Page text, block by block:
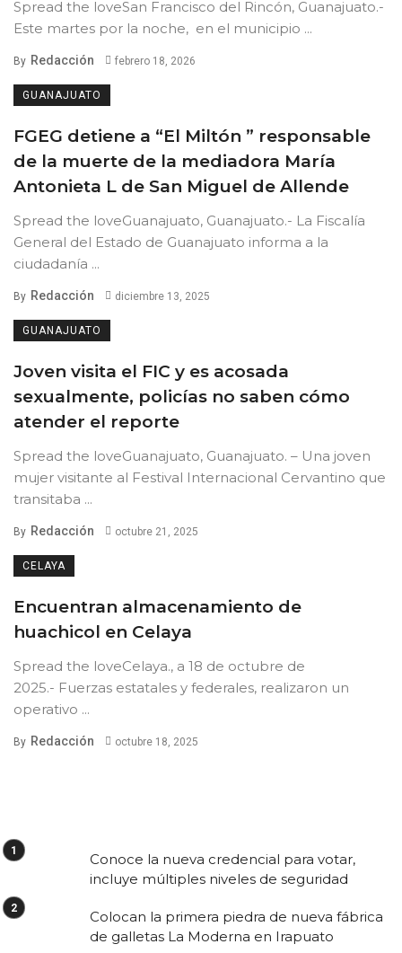
Spread the loveSan Francisco del Rincón, Guanajuato.-
Este martes por la noche, en el municipio ...
By Redacción febrero 18, 2026
GUANAJUATO
FGEG detiene a “El Miltón ” responsable
de la muerte de la mediadora María
Antonieta L de San Miguel de Allende
Spread the loveGuanajuato, Guanajuato.- La Fiscalía
General del Estado de Guanajuato informa a la
ciudadanía ...
By Redacción diciembre 13, 2025
GUANAJUATO
Joven visita el FIC y es acosada
sexualmente, policías no saben cómo
atender el reporte
Spread the loveGuanajuato, Guanajuato. – Una joven
mujer visitante al Festival Internacional Cervantino que
transitaba ...
By Redacción octubre 21, 2025
CELAYA
Encuentran almacenamiento de
huachicol en Celaya
Spread the loveCelaya., a 18 de octubre de
2025.- Fuerzas estatales y federales, realizaron un
operativo ...
By Redacción octubre 18, 2025
Conoce la nueva credencial para votar,
incluye múltiples niveles de seguridad
Colocan la primera piedra de nueva fábrica
de galletas La Moderna en Irapuato